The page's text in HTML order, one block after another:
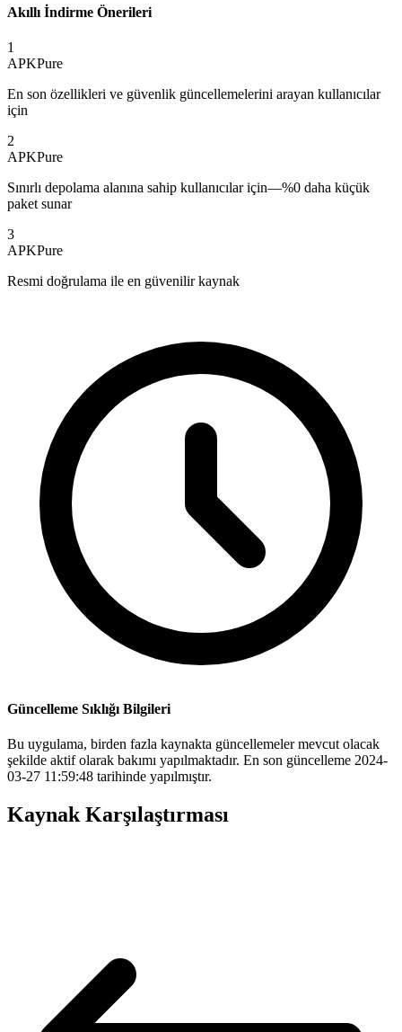
Akıllı İndirme Önerileri
1
APKPure
En son özellikleri ve güvenlik güncellemelerini arayan kullanıcılar
için
2
APKPure
Sınırlı depolama alanına sahip kullanıcılar için—%0 daha küçük
paket sunar
3
APKPure
Resmi doğrulama ile en güvenilir kaynak
Güncelleme Sıklığı Bilgileri
Bu uygulama, birden fazla kaynakta güncellemeler mevcut olacak
şekilde aktif olarak bakımı yapılmaktadır. En son güncelleme 2024-
03-27 11:59:48 tarihinde yapılmıştır.
Kaynak Karşılaştırması